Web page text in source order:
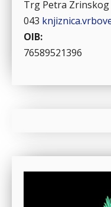
Trg Petra Zrinskog
043
OIB:
76589521396